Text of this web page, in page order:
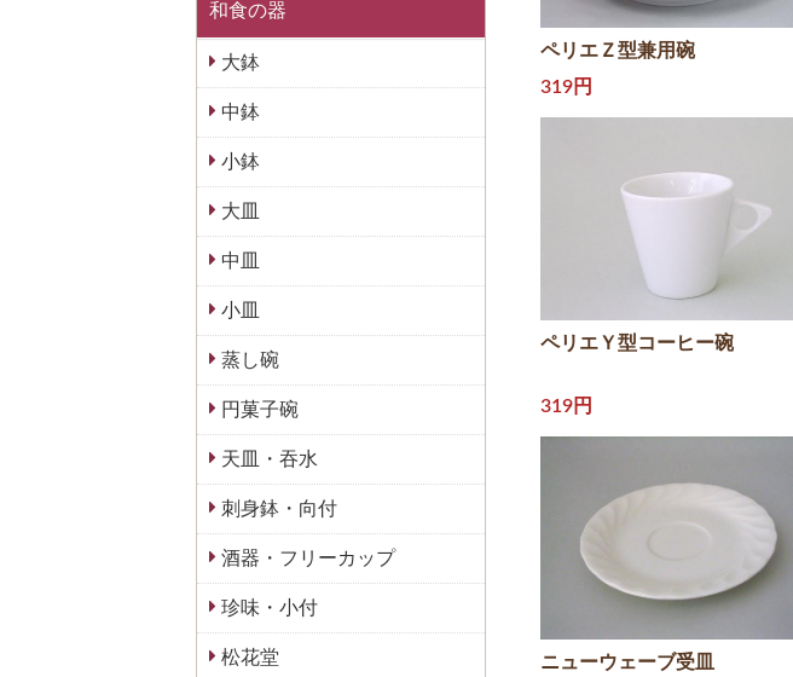
和食の器
大鉢
中鉢
小鉢
大皿
中皿
小皿
蒸し碗
円菓子碗
天皿・吞水
刺身鉢・向付
酒器・フリーカップ
珍味・小付
松花堂
ペリエＺ型兼用碗
319円
ペリエＹ型コーヒー碗
319円
ニューウェーブ受皿